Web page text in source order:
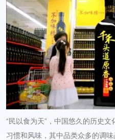
“民以食为天”，中国悠久的历史
习惯和风味，其中品类众多的调